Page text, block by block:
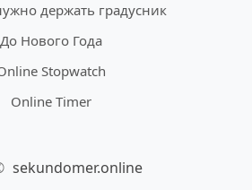
держать градусник
До Нового Года
Stopwatch
Online Timer
sekundomer.online